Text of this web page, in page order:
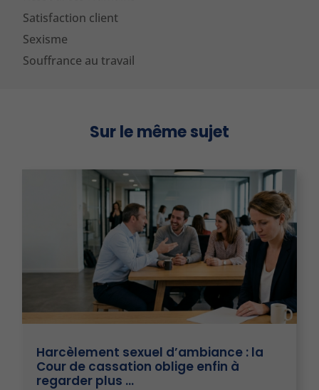
Satisfaction client
Sexisme
Souffrance au travail
Sur le même sujet
Harcèlement sexuel d’ambiance : la
Cour de cassation oblige enfin à
regarder plus …